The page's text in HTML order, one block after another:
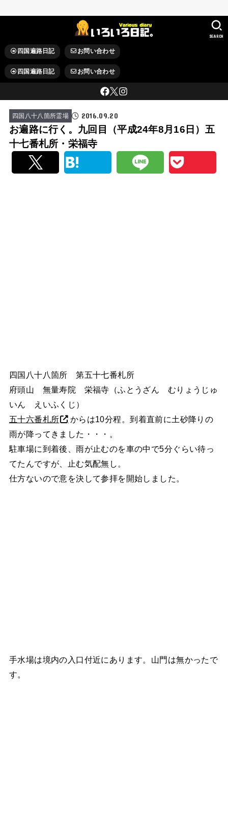
四国遍路日記 お問い合わせ
四国遍路日記 お問い合わせ
SEARCH
四国八十八箇所霊場 2016.09.20
お遍路に行く。九回目（平成24年8月16日）五
十七番札所・栄福寺
四国八十八箇所 第五十七番札所
府頭山 無量寿院 栄福寺（ふとうざん むりょうじゅ
いん えいふくじ）
五十六番札所
からは10分程。到着直前に土砂降りの
雨が降ってきました・・・。
駐車場に到着後、雨が止むのを車の中で5分ぐらい待っ
てたんですが、止む気配無し。
仕方ないので意を決して参拝を開始しました。
手水場は境内の入口付近にあります。山門は無かったで
す。